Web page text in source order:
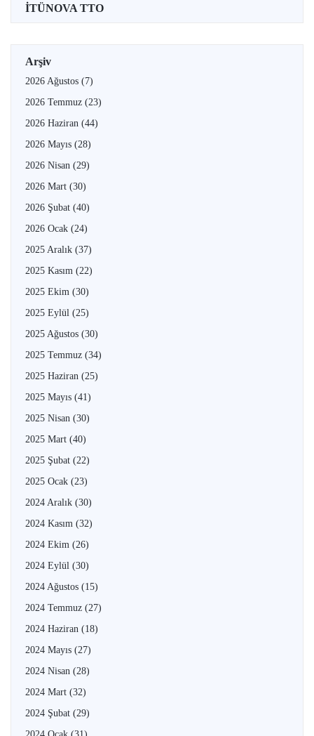
İTÜNOVA TTO
Arşiv
2026 Ağustos (7)
2026 Temmuz (23)
2026 Haziran (44)
2026 Mayıs (28)
2026 Nisan (29)
2026 Mart (30)
2026 Şubat (40)
2026 Ocak (24)
2025 Aralık (37)
2025 Kasım (22)
2025 Ekim (30)
2025 Eylül (25)
2025 Ağustos (30)
2025 Temmuz (34)
2025 Haziran (25)
2025 Mayıs (41)
2025 Nisan (30)
2025 Mart (40)
2025 Şubat (22)
2025 Ocak (23)
2024 Aralık (30)
2024 Kasım (32)
2024 Ekim (26)
2024 Eylül (30)
2024 Ağustos (15)
2024 Temmuz (27)
2024 Haziran (18)
2024 Mayıs (27)
2024 Nisan (28)
2024 Mart (32)
2024 Şubat (29)